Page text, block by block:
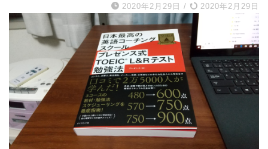
2020年2月29日 / 2020年2月29日